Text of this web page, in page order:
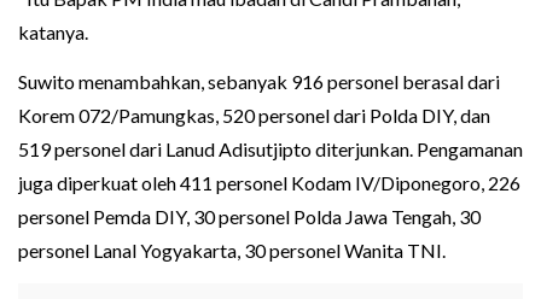
katanya.
Suwito menambahkan, sebanyak 916 personel berasal dari
Korem 072/Pamungkas, 520 personel dari Polda DIY, dan
519 personel dari Lanud Adisutjipto diterjunkan. Pengamanan
juga diperkuat oleh 411 personel Kodam IV/Diponegoro, 226
personel Pemda DIY, 30 personel Polda Jawa Tengah, 30
personel Lanal Yogyakarta, 30 personel Wanita TNI.